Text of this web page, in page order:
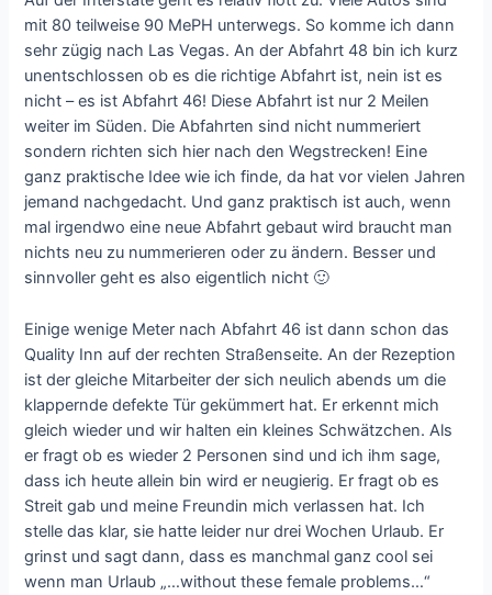
mit 80 teilweise 90 MePH unterwegs. So komme ich dann
sehr zügig nach Las Vegas. An der Abfahrt 48 bin ich kurz
unentschlossen ob es die richtige Abfahrt ist, nein ist es
nicht – es ist Abfahrt 46! Diese Abfahrt ist nur 2 Meilen
weiter im Süden. Die Abfahrten sind nicht nummeriert
sondern richten sich hier nach den Wegstrecken! Eine
ganz praktische Idee wie ich finde, da hat vor vielen Jahren
jemand nachgedacht. Und ganz praktisch ist auch, wenn
mal irgendwo eine neue Abfahrt gebaut wird braucht man
nichts neu zu nummerieren oder zu ändern. Besser und
sinnvoller geht es also eigentlich nicht 🙂
Einige wenige Meter nach Abfahrt 46 ist dann schon das
Quality Inn auf der rechten Straßenseite. An der Rezeption
ist der gleiche Mitarbeiter der sich neulich abends um die
klappernde defekte Tür gekümmert hat. Er erkennt mich
gleich wieder und wir halten ein kleines Schwätzchen. Als
er fragt ob es wieder 2 Personen sind und ich ihm sage,
dass ich heute allein bin wird er neugierig. Er fragt ob es
Streit gab und meine Freundin mich verlassen hat. Ich
stelle das klar, sie hatte leider nur drei Wochen Urlaub. Er
grinst und sagt dann, dass es manchmal ganz cool sei
wenn man Urlaub „…without these female problems…“